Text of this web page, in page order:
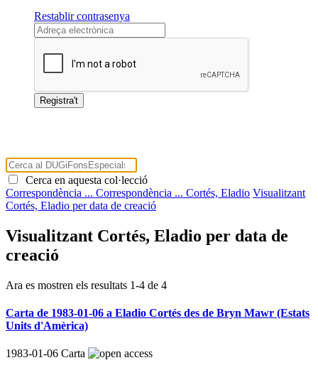
Restablir contrasenya
Cerca en aquesta col·lecció
Correspondència ... Correspondència ... Cortés, Eladio Visualitzant
Cortés, Eladio per data de creació
Visualitzant Cortés, Eladio per data de
creació
Ara es mostren els resultats 1-4 de 4
Carta de 1983-01-06 a Eladio Cortés des de Bryn Mawr (Estats
Units d'Amèrica)
1983-01-06 Carta